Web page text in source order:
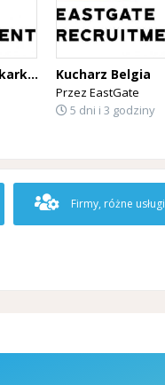
Operator wtryskarki Belgia Kucharz Belgia
Przez EastGate
5 dni i 3 godziny
Firmy, różne usługi